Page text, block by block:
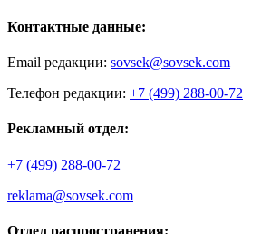
Контактные данные:
Email редакции: sovsek@sovsek.com
Телефон редакции: +7 (499) 288-00-72
Рекламный отдел:
+7 (499) 288-00-72
reklama@sovsek.com
Отдел распространения: